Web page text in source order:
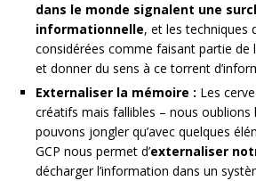
dans le monde signalent une
informationnelle, et les techniques
considérées comme faisant partie
et donner du sens à ce torrent
Externaliser la mémoire : Les
créatifs mais fallibles – nous oublions
pouvons jongler qu’avec quelques
GCP nous permet d’externaliser
décharger l’information dans un